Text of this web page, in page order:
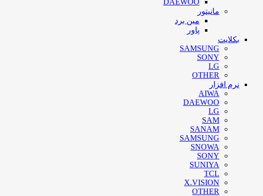
DAEWOO
مانیتور
مین برد
پاور
بکلایت
SAMSUNG
SONY
LG
OTHER
نرم افزار
AIWA
DAEWOO
LG
SAM
SANAM
SAMSUNG
SNOWA
SONY
SUNIYA
TCL
X.VISION
OTHER